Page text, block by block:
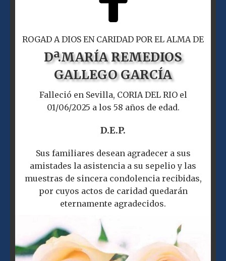
ROGAD A DIOS EN CARIDAD POR EL ALMA DE
Dª.MARÍA REMEDIOS
GALLEGO GARCÍA
Falleció en Sevilla, CORIA DEL RIO el
01/06/2025 a los 58 años de edad.
D.E.P.
Sus familiares desean agradecer a sus
amistades la asistencia a su sepelio y las
muestras de sincera condolencia recibidas,
por cuyos actos de caridad quedarán
eternamente agradecidos.